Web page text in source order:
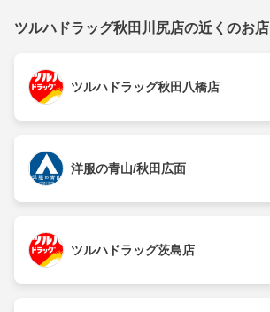
ツルハドラッグ秋田川尻店の近くのお店
ツルハドラッグ秋田八橋店
洋服の青山/秋田広面
ツルハドラッグ茨島店